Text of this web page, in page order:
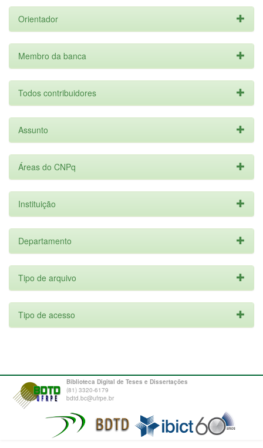
Orientador
Membro da banca
Todos contribuidores
Assunto
Áreas do CNPq
Instituição
Departamento
Tipo de arquivo
Tipo de acesso
Biblioteca Digital de Teses e Dissertações
(81) 3320-6179
bdtd.bc@ufrpe.br